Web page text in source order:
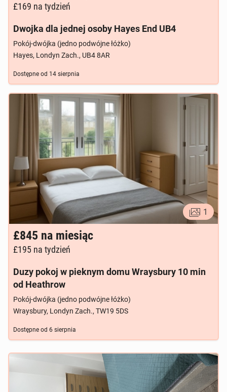
£169 na tydzień
Dwojka dla jednej osoby Hayes End UB4
Pokój-dwójka (jedno podwójne łóżko)
Hayes, Londyn Zach., UB4 8AR
Dostępne od 14 sierpnia
1
£845 na miesiąc
£195 na tydzień
Duzy pokoj w pieknym domu Wraysbury 10 min
od Heathrow
Pokój-dwójka (jedno podwójne łóżko)
Wraysbury, Londyn Zach., TW19 5DS
Dostępne od 6 sierpnia